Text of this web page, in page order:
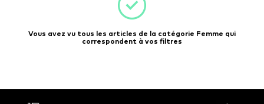
Vous avez vu tous les articles de la catégorie Femme qui
correspondent à vos filtres